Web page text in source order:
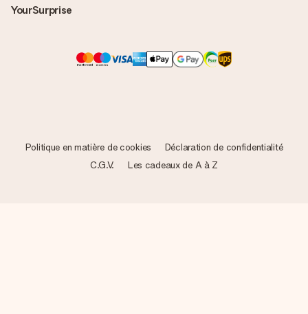
YourSurprise
Politique en matière de cookies
Déclaration de confidentialité
C.G.V.
Les cadeaux de A à Z